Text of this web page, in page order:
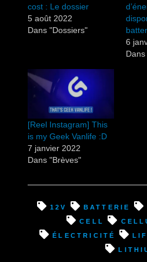
cost : Le dossier
5 août 2022
Dans "Dossiers"
6
[Reel Instagram] This
is my Geek Vanlife :D
7 janvier 2022
Dans "Brèves"
12v batterie
cell
électricité